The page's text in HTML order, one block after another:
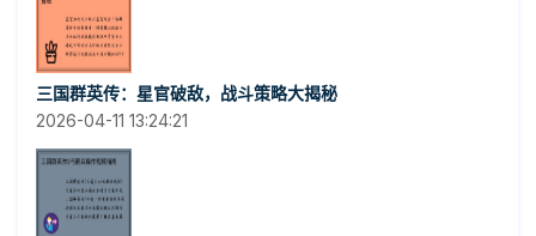
三国群英传：星官破敌，战斗策略大揭秘
2026-04-11 13:24:21